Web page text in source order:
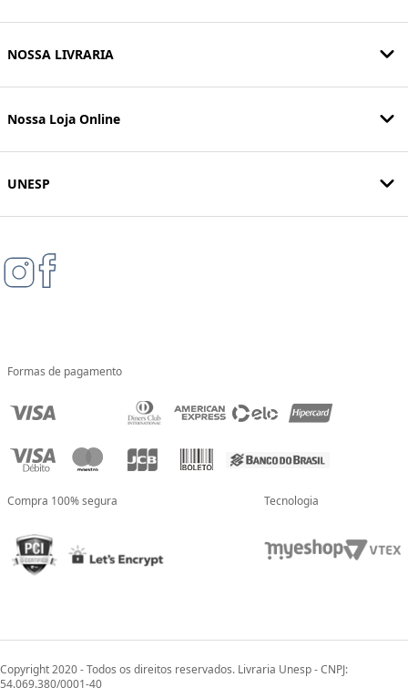
NOSSA LIVRARIA
Nossa Loja Online
UNESP
Formas de pagamento
Compra 100% segura Tecnologia
Copyright 2020 - Todos os direitos reservados. Livraria Unesp - CNPJ:
54.069.380/0001-40